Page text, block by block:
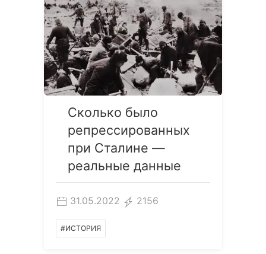
Сколько было
репрессированных
при Сталине —
реальные данные
31.05.2022 2156
#ИСТОРИЯ